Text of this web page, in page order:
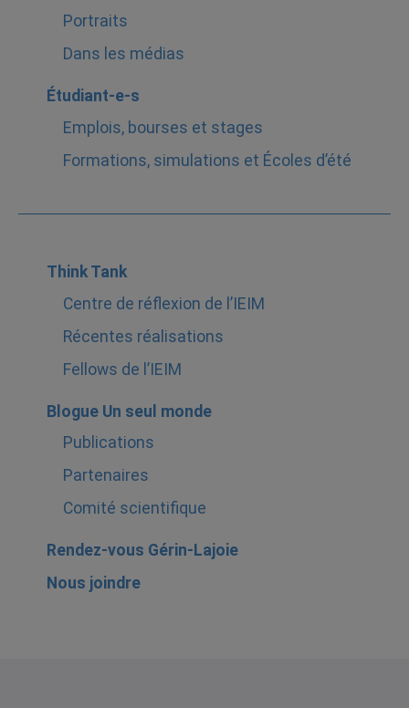
Portraits
Dans les médias
Étudiant-e-s
Emplois, bourses et stages
Formations, simulations et Écoles d’été
Think Tank
Centre de réflexion de l’IEIM
Récentes réalisations
Fellows de l’IEIM
Blogue Un seul monde
Publications
Partenaires
Comité scientifique
Rendez-vous Gérin-Lajoie
Nous joindre